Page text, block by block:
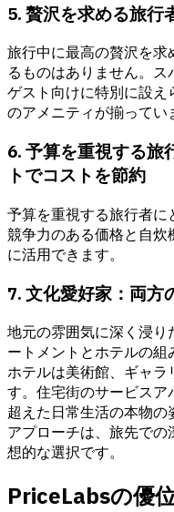
5. 贅沢を求める旅行
旅行中に最高の贅沢を求
るものはありません。
ゲスト向けに特別に設え
のアメニティが揃ってい
6. 予算を重視する旅
トでコストを節約
予算を重視する旅行者に
競争力のある価格と自炊
に活用できます。
7. 文化愛好家：両方
地元の雰囲気に深く浸
ートメントとホテルの
ホテルは美術館、ギャ
す。住宅街のサービスア
超えた日常生活の本物
アプローチは、旅先で
想的な選択です。
PriceLabsの優